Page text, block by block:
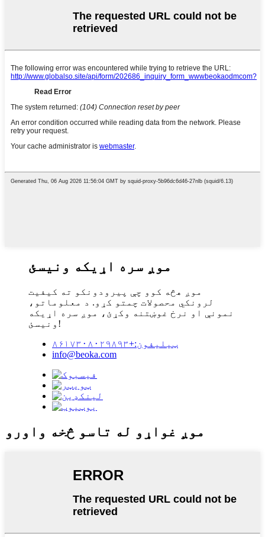
موږ سره اړیکه ونیسئ
موږ هڅه کوو چې پیرودونکو ته کیفیت
لرونکي محصولات چمتو کړو. د معلوماتو،
نمونې او نرخ غوښتنه وکړئ، موږ سره اړیکه
ونیسئ!
ټیلیفون:+۸۶۱۷۳۰۸۰۲۹۸۹۳
info@beoka.com
موږ غواړو له تاسو څخه واورو